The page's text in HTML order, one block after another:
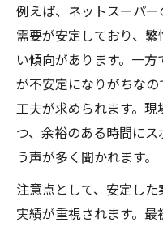
例えば、ネットスーパー
需要が安定しており、
い傾向があります。一
が不安定になりがちな
工夫が求められます。
つ、余裕のある時間に
う声が多く聞かれます。
注意点として、安定し
実績が重視されます。